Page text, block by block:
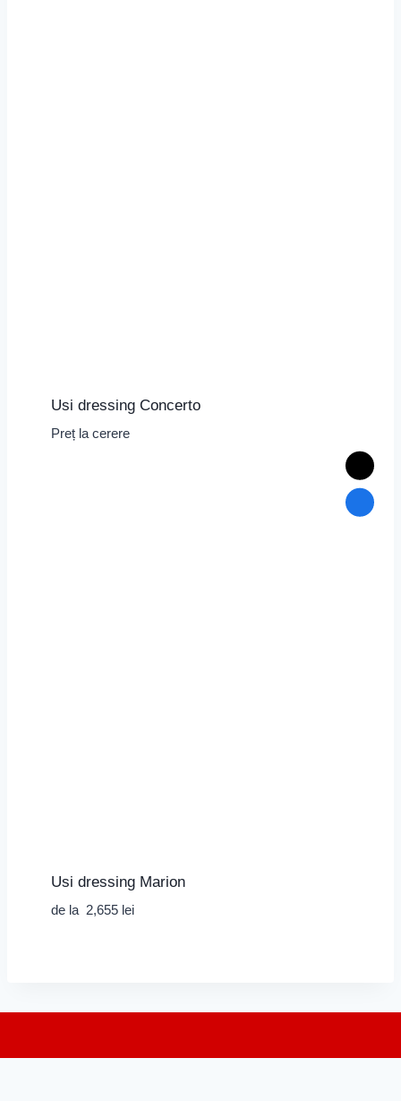
Usi dressing Concerto
Preț la cerere
Usi dressing Marion
de la 2,655 lei